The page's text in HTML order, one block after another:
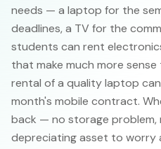
needs — a laptop for the
deadlines, a TV for the
students can rent
that make much more
rental of a quality laptop
month's mobile contract.
back — no storage problem,
depreciating asset to worry